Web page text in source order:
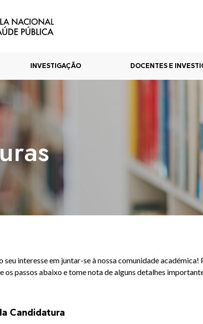
INVESTIGAÇÃO DOCENTES E
seu interesse em juntar-se à nossa comunidade
os passos abaixo e tome nota de alguns detalhes
Candidatura